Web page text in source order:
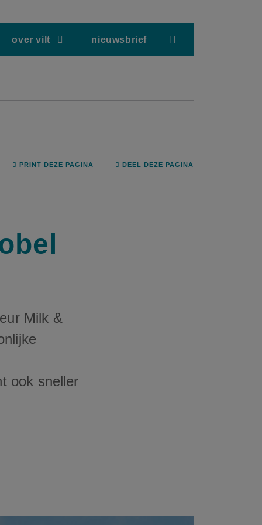
over vilt nieuwsbrief
PRINT DEZE PAGINA DEEL DEZE PAGINA
Milk &
ook sneller